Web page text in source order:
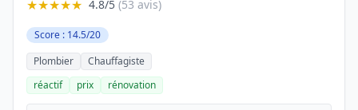
★★★★★ 4.8/5 (53 avis)
Score : 14.5/20
Plombier
Chauffagiste
réactif
prix rénovation